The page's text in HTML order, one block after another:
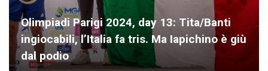
Olimpiadi Parigi 2024, day 13: Tita/Banti
ingiocabili, l’Italia fa tris. Ma Iapichino è giù
dal podio